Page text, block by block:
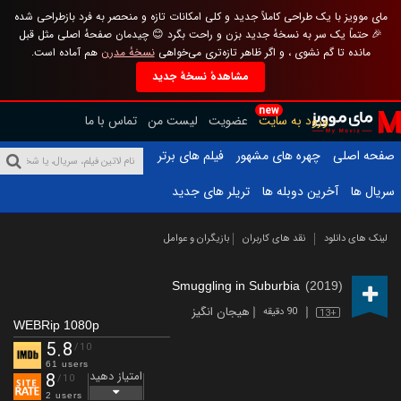
مای موویز با یک طراحی کاملاً جدید و کلی امکانات تازه و منحصر به فرد بازطراحی شده
🎉 حتماً یک سر به نسخهٔ جدید بزن و راحت بگرد 😊 چیدمان صفحهٔ اصلی مثل قبل
مانده تا گم نشوی ، و اگر ظاهر تازه‌تری می‌خواهینسخهٔ مدرن هم آماده است.
مشاهدهٔ نسخهٔ جدید
new
ورود به سایت عضویت لیست من تماس با ما
صفحه اصلی
چهره های مشهور
فیلم های برتر
سریال ها
آخرین دوبله ها تریلر های جدید
لینک های دانلود نقد های کاربران بازیگران و عوامل
Smuggling in Suburbia (2019)
13+ 90 دقیقه هیجان انگیز
WEBRip 1080p
5.8 /10
61 users
8 /10
2 users
امتیاز دهید